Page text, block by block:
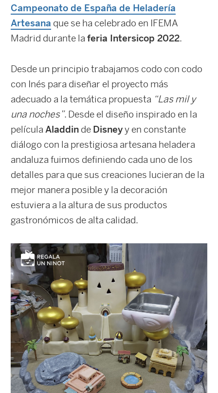
Campeonato de España de Heladería
Artesana que se ha celebrado en IFEMA
Madrid durante laferia Intersicop 2022.
Desde un principio trabajamos codo con codo
con Inés para diseñar el proyecto más
adecuado a la temática propuesta “Las mil y
una noches”. Desde el diseño inspirado en la
películaAladdin de Disneyy en constante
diálogo con la prestigiosa artesana heladera
andaluza fuimos definiendo cada uno de los
detalles para que sus creaciones lucieran de la
mejor manera posible y la decoración
estuviera a la altura de sus productos
gastronómicos de alta calidad.